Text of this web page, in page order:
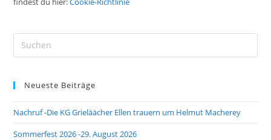
Neueste Beiträge
Nachruf -Die KG Grieläächer Ellen trauern um Helmut Macherey
Sommerfest 2026 -29. August 2026